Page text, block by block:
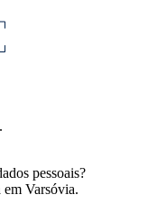
pessoais?
Varsóvia.